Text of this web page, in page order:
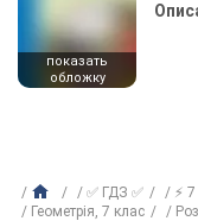
показать
обложку
✅ ГДЗ ✅ ⚡
Геометрія, 7 клас